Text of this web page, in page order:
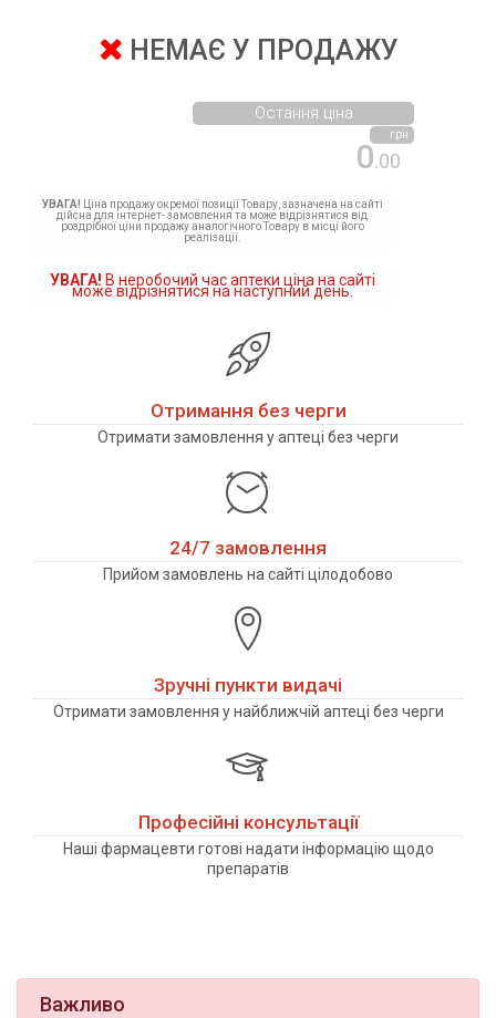
НЕМАЄ У ПРОДАЖУ
0.00
грн
Остання ціна
УВАГА! Ціна продажу окремої позиції Товару, зазначена на сайті
дійсна для інтернет- замовлення та може відрізнятися від
роздрібної ціни продажу аналогічного Товару в місці його
реалізації.
УВАГА! В неробочий час аптеки ціна на сайті
може відрізнятися на наступний день.
Отримання без черги
Отримати замовлення у аптеці без черги
24/7 замовлення
Прийом замовлень на сайті цілодобово
Зручні пункти видачі
Отримати замовлення у найближчій аптеці без черги
Професійні консультації
Наші фармацевти готові надати інформацію щодо
препаратів
Важливо